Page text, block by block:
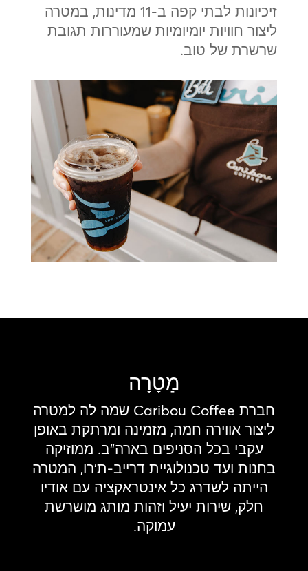
זיכיונות לבתי קפה ב-11 מדינות, במטרה
ליצור חוויות יומיומיות שמעוררות תגובת
שרשרת של טוב.
מַטָרָה
חברת Caribou Coffee שמה לה למטרה
ליצור אווירה חמה, מזמינה ומרתקת באופן
עקבי בכל הסניפים בארה"ב. ממוזיקה
בחנות ועד טכנולוגיית דרייב-ת'רו, המטרה
הייתה לשדרג כל אינטראקציה עם אודיו
חלק, שירות יעיל וזהות מותג מושרשת
עמוקה.